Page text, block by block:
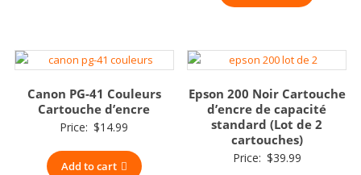
Canon PG-41 Couleurs
Cartouche d’encre
Price: $14.99
Add to cart
Epson 200 Noir Cartouche
d’encre de capacité
standard (Lot de 2
cartouches)
Price: $39.99